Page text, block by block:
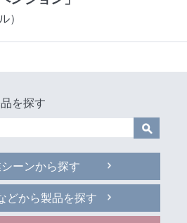
）
を探す
ーンから探す
どから製品を探す